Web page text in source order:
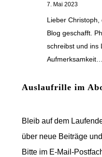
7. Mai 2023
Lieber Christoph,
Blog geschafft.
schreibst und ins
Aufmerksamkeit…
Auslaufrille im
Bleib auf dem
über neue Beiträge
Bitte im E-Mail-